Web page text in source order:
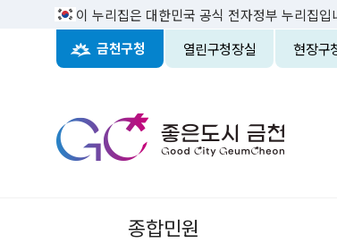
이 누리집은 대한민국 공식 전자정부 누리집입
금천구청 열린구청장실 현장구
종합민원